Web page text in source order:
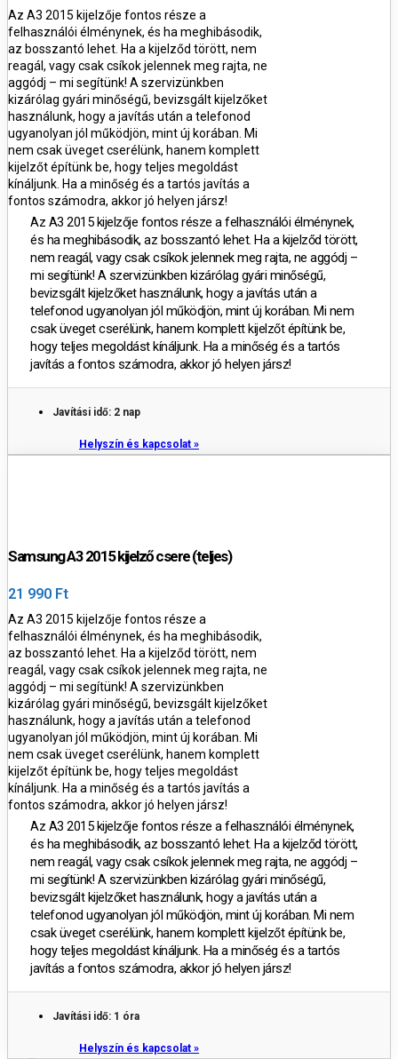
Az A3 2015 kijelzője fontos része a
felhasználói élménynek, és ha meghibásodik,
az bosszantó lehet. Ha a kijelződ törött, nem
reagál, vagy csak csíkok jelennek meg rajta, ne
aggódj – mi segítünk! A szervizünkben
kizárólag gyári minőségű, bevizsgált kijelzőket
használunk, hogy a javítás után a telefonod
ugyanolyan jól működjön, mint új korában. Mi
nem csak üveget cserélünk, hanem komplett
kijelzőt építünk be, hogy teljes megoldást
kínáljunk. Ha a minőség és a tartós javítás a
fontos számodra, akkor jó helyen jársz!
Az A3 2015 kijelzője fontos része a felhasználói élménynek,
és ha meghibásodik, az bosszantó lehet. Ha a kijelződ törött,
nem reagál, vagy csak csíkok jelennek meg rajta, ne aggódj –
mi segítünk! A szervizünkben kizárólag gyári minőségű,
bevizsgált kijelzőket használunk, hogy a javítás után a
telefonod ugyanolyan jól működjön, mint új korában. Mi nem
csak üveget cserélünk, hanem komplett kijelzőt építünk be,
hogy teljes megoldást kínáljunk. Ha a minőség és a tartós
javítás a fontos számodra, akkor jó helyen jársz!
Javítási idő: 2 nap
Helyszín és kapcsolat »
Samsung A3 2015 kijelző csere (teljes)
21 990 Ft
Az A3 2015 kijelzője fontos része a
felhasználói élménynek, és ha meghibásodik,
az bosszantó lehet. Ha a kijelződ törött, nem
reagál, vagy csak csíkok jelennek meg rajta, ne
aggódj – mi segítünk! A szervizünkben
kizárólag gyári minőségű, bevizsgált kijelzőket
használunk, hogy a javítás után a telefonod
ugyanolyan jól működjön, mint új korában. Mi
nem csak üveget cserélünk, hanem komplett
kijelzőt építünk be, hogy teljes megoldást
kínáljunk. Ha a minőség és a tartós javítás a
fontos számodra, akkor jó helyen jársz!
Az A3 2015 kijelzője fontos része a felhasználói élménynek,
és ha meghibásodik, az bosszantó lehet. Ha a kijelződ törött,
nem reagál, vagy csak csíkok jelennek meg rajta, ne aggódj –
mi segítünk! A szervizünkben kizárólag gyári minőségű,
bevizsgált kijelzőket használunk, hogy a javítás után a
telefonod ugyanolyan jól működjön, mint új korában. Mi nem
csak üveget cserélünk, hanem komplett kijelzőt építünk be,
hogy teljes megoldást kínáljunk. Ha a minőség és a tartós
javítás a fontos számodra, akkor jó helyen jársz!
Javítási idő: 1 óra
Helyszín és kapcsolat »